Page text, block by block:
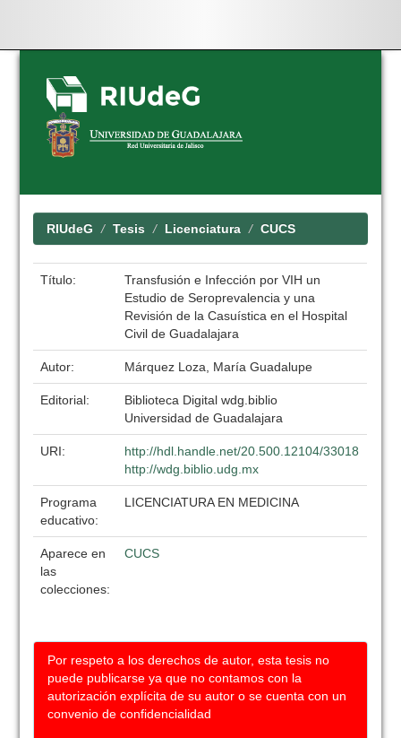
Skip
navigation
RIUdeG Tesis Licenciatura CUCS
Título:
Transfusión e Infección por VIH un
Estudio de Seroprevalencia y una
Revisión de la Casuística en el Hospital
Civil de Guadalajara
Autor: Márquez Loza, María Guadalupe
Editorial:
Biblioteca Digital wdg.biblio
Universidad de Guadalajara
URI:
http://hdl.handle.net/20.500.12104/33018
http://wdg.biblio.udg.mx
Programa
educativo:
LICENCIATURA EN MEDICINA
Aparece en
las
colecciones:
CUCS
Por respeto a los derechos de autor, esta tesis no
puede publicarse ya que no contamos con la
autorización explícita de su autor o se cuenta con un
convenio de confidencialidad